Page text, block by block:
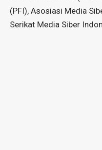
(PFI), Asosiasi Media
Serikat Media Siber